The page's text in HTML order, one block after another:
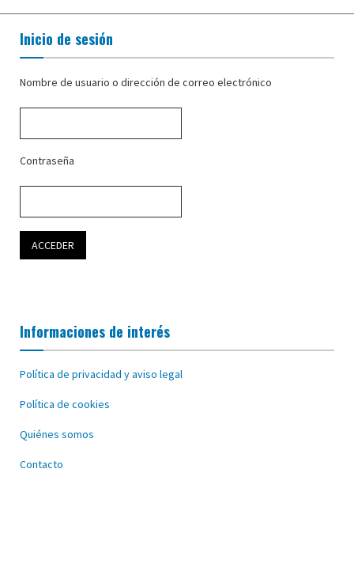
Inicio de sesión
Nombre de usuario o dirección de correo electrónico
Contraseña
Informaciones de interés
Política de privacidad y aviso legal
Política de cookies
Quiénes somos
Contacto